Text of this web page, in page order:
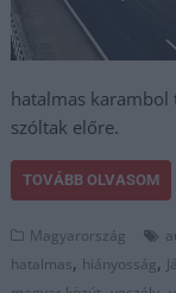
hatalmas karambol
szóltak előre.
TOVÁBB OLVASOM
Magyarország
hatalmas, hiányosság,